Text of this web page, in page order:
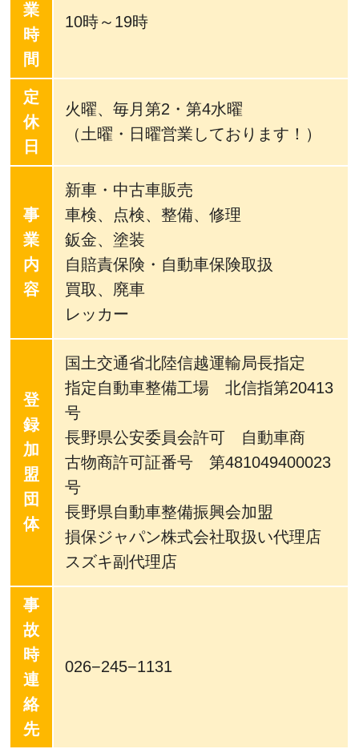
業
時
間
10時～19時
定
休
日
火曜、毎月第2・第4水曜
（土曜・日曜営業しております！）
事
業
内
容
新車・中古車販売
車検、点検、整備、修理
鈑金、塗装
自賠責保険・自動車保険取扱
買取、廃車
レッカー
登
録
加
盟
団
体
国土交通省北陸信越運輸局長指定
指定自動車整備工場 北信指第20413
号
長野県公安委員会許可 自動車商
古物商許可証番号 第481049400023
号
長野県自動車整備振興会加盟
損保ジャパン株式会社取扱い代理店
スズキ副代理店
事
故
時
連
絡
先
026−245−1131